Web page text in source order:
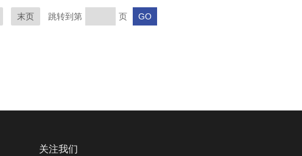
末页 跳转到第 页
关注我们